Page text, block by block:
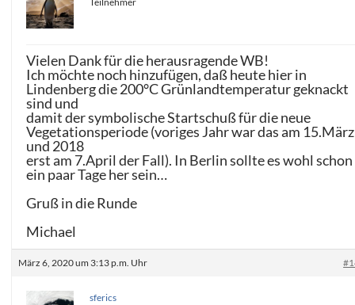
Vielen Dank für die herausragende WB!
Ich möchte noch hinzufügen, daß heute hier in
Lindenberg die 200°C Grünlandtemperatur geknackt
sind und
damit der symbolische Startschuß für die neue
Vegetationsperiode (voriges Jahr war das am 15.März
und 2018
erst am 7.April der Fall). In Berlin sollte es wohl schon
ein paar Tage her sein…
Gruß in die Runde
Michael
März 6, 2020 um 3:13 p.m. Uhr
sferics